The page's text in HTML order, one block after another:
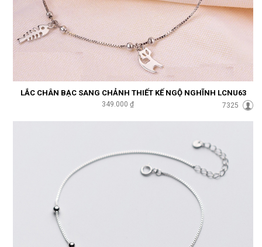
LẮC CHÂN BẠC SANG CHẢNH THIẾT KẾ NGỘ NGHĨNH LCNU63
349.000 ₫ 7325